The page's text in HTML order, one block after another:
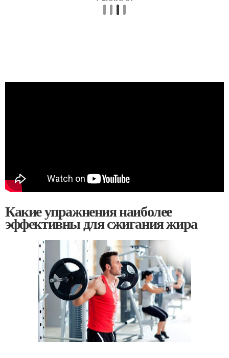
Какие упражнения наиболее
эффективны для сжигания жира